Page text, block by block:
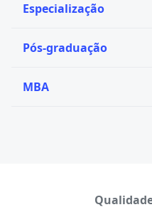
Especialização
Pós-graduação
MBA